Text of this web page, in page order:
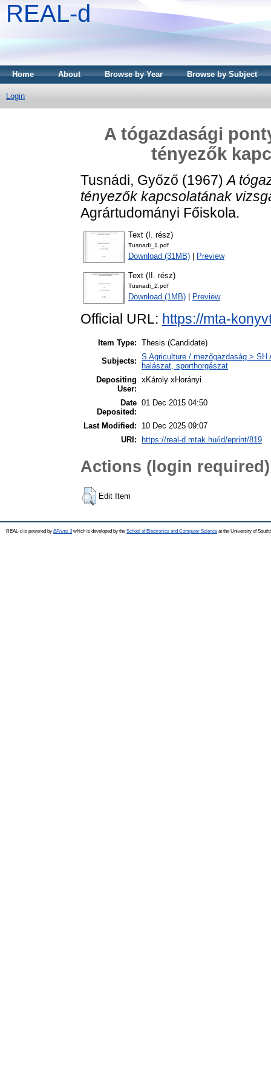
REAL-d
Home About Browse by Year Browse by Subject
Login
A tógazdasági
tényezők
Tusnádi, Győző (1967)A
tényezők kapcsolatának
Agrártudományi Főiskola.
Text (I. rész)
Tusnadi_1.pdf
Download (31MB) Preview
Text (II. rész)
Tusnadi_2.pdf
Download (1MB) Preview
Official URL: https://mta-
Item Type: Thesis (Candidate)
Subjects: S Agriculture / mezőgazdaság >
halászat, sporthorgászat
Depositing
User:
xKároly xHorányi
Date
Deposited:
01 Dec 2015 04:50
Last Modified:
10 Dec 2025 09:07
URI:
https://real-d.mtak.hu/id/eprint/819
Actions (login required)
Edit Item
REAL-d is powered by EPrints 3which is developed by the School of Electronics and Computer Science at the University of